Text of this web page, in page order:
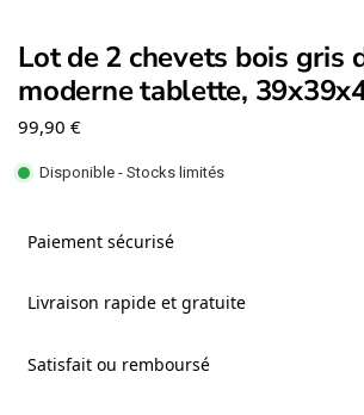
Lot de 2 chevets bois gris
moderne tablette,
99,90 €
Disponible - Stocks limités
Paiement sécurisé
Livraison rapide et gratuite
Satisfait ou remboursé